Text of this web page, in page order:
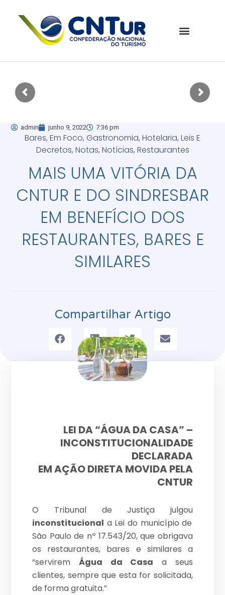
admin junho 9, 2022 7:36 pm
Bares, Em Foco, Gastronomia, Hotelaria, Leis E
Decretos, Notas, Notícias, Restaurantes
MAIS UMA VITÓRIA DA
CNTUR E DO SINDRESBAR
EM BENEFÍCIO DOS
RESTAURANTES, BARES E
SIMILARES
Compartilhar Artigo
LEI DA “ÁGUA DA CASA” –
INCONSTITUCIONALIDADE
DECLARADA
EM AÇÃO DIRETA MOVIDA PELA
CNTUR
O Tribunal de Justiça julgou
inconstitucional a Lei do município de
São Paulo de nº 17.543/20, que obrigava
os restaurantes, bares e similares a
“servirem Água da Casa a seus
clientes, sempre que esta for solicitada,
de forma gratuita.”